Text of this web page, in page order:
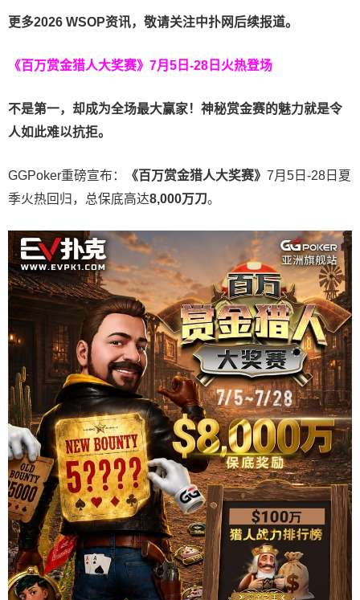
更多2026 WSOP资讯，敬请关注中扑网后续报道。
《百万赏金猎人大奖赛》 7月5日-28日火热登场
不是第一，却成为全场最大赢家！神秘赏金赛的魅力就是令
人如此难以抗拒。
GGPoker重磅宣布： 《百万赏金猎人大奖赛》 7月5日-28日夏
季火热回归，总保底高达8,000万刀。